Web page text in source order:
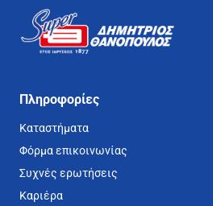
Πληροφορίες
Καταστήματα
Φόρμα επικοινωνίας
Συχνές ερωτήσεις
Καριέρα